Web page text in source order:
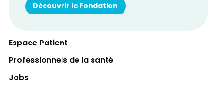
Découvrir la Fondation
Espace Patient
Professionnels de la santé
Jobs